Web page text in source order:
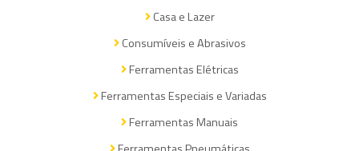
Casa e Lazer
Consumíveis e Abrasivos
Ferramentas Elétricas
Ferramentas Especiais e Variadas
Ferramentas Manuais